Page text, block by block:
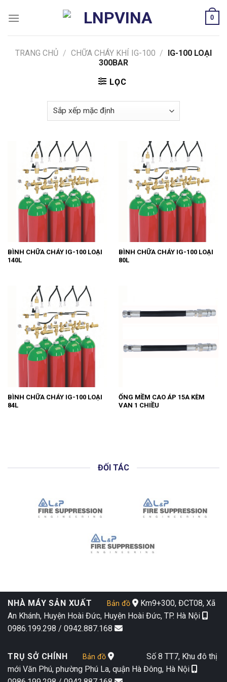
0
TRANG CHỦ / CHỮA CHÁY KHÍ IG-100 / IG-100 LOẠI
300BAR
LỌC
BÌNH CHỮA CHÁY IG-100 LOẠI
140L
BÌNH CHỮA CHÁY IG-100 LOẠI
80L
BÌNH CHỮA CHÁY IG-100 LOẠI
84L
ỐNG MỀM CAO ÁP 15A KÈM
VAN 1 CHIỀU
ĐỐI TÁC
NHÀ MÁY SẢN XUẤT Bản đồ
Km9+300, ĐCT08, Xã
An Khánh, Huyện Hoài Đức, Huyện Hoài Đức, TP. Hà Nội
0986.199.298 / 0942.887.168
TRỤ SỞ CHÍNH Bản đồ
Số 8 TT7, Khu đô thị
mới Văn Phú, phường Phú La, quận Hà Đông, Hà Nội